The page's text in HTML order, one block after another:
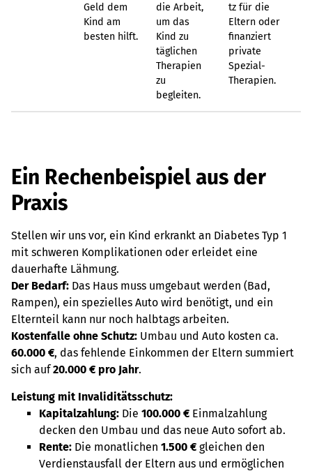
Geld dem
Kind am
besten hilft.
die Arbeit,
um das
Kind zu
täglichen
Therapien
zu
begleiten.
tz für die
Eltern oder
finanziert
private
Spezial-
Therapien.
Ein Rechenbeispiel aus der
Praxis
Stellen wir uns vor, ein Kind erkrankt an Diabetes Typ 1
mit schweren Komplikationen oder erleidet eine
dauerhafte Lähmung.
Der Bedarf: Das Haus muss umgebaut werden (Bad,
Rampen), ein spezielles Auto wird benötigt, und ein
Elternteil kann nur noch halbtags arbeiten.
Kostenfalle ohne Schutz: Umbau und Auto kosten ca.
60.000 €, das fehlende Einkommen der Eltern summiert
sich auf20.000 € pro Jahr.
Leistung mit Invaliditätsschutz:
Kapitalzahlung: Die 100.000 € Einmalzahlung
decken den Umbau und das neue Auto sofort ab.
Rente: Die monatlichen 1.500 € gleichen den
Verdienstausfall der Eltern aus und ermöglichen